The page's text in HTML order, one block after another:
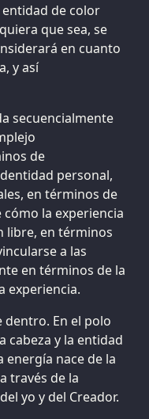
entidad de color
que sea, se
en cuanto
y así
secuencialmente
de
personal,
en términos de
la experiencia
libre, en términos
a las
en términos de la
experiencia.
dentro. En el polo
cabeza y la entidad
energía nace de la
través de la
yo y del Creador.